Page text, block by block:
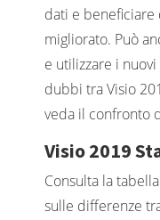
dati e beneficiare
migliorato. Può
e utilizzare i
dubbi tra Visio
veda il confronto
Visio 2019
Consulta la
sulle differenze